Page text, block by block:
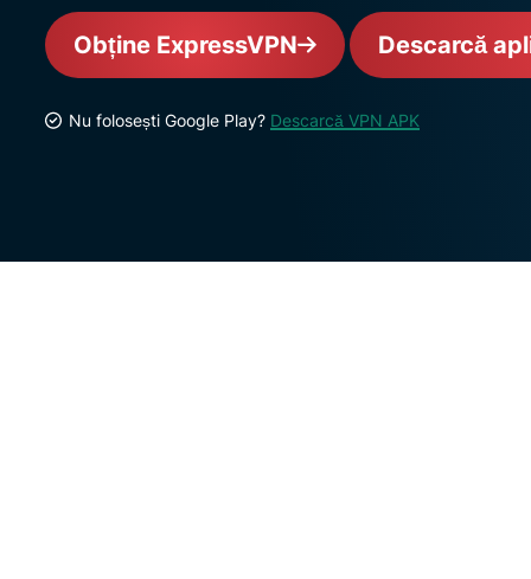
Obține ExpressVPN Descarcă
Nu folosești Google Play? Descarcă VPN APK